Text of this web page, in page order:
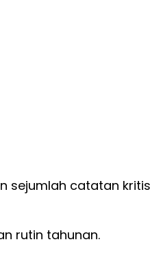
sejumlah catatan
rutin tahunan.